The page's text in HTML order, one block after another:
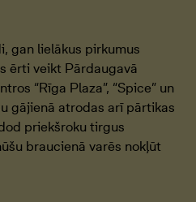
gan lielākus pirkumus
ērti veikt Pārdaugavā
“Rīga Plaza”, “Spice” un
gājienā atrodas arī pārtikas
priekšroku tirgus
braucienā varēs nokļūt